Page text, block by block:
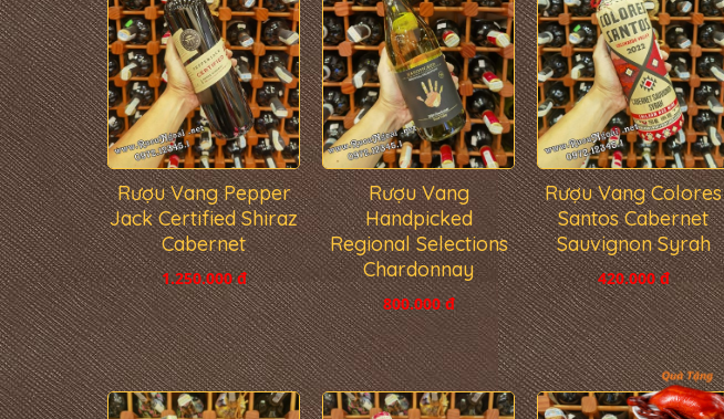
Rượu Vang Pepper
Jack Certified Shiraz
Cabernet
1.250.000 đ
Rượu Vang
Handpicked
Regional Selections
Chardonnay
800.000 đ
Rượu Vang Colores
Santos Cabernet
Sauvignon Syrah
420.000 đ